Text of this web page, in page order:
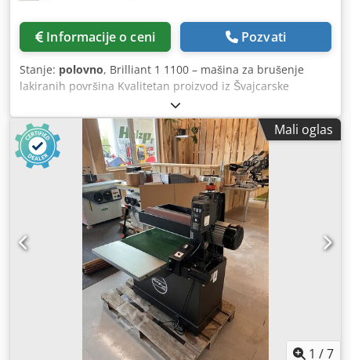
Informacije o ceni Pozvati
Stanje: polovno, Brilliant 1 1100 – mašina za brušenje
lakiranih površina Kvalitetan proizvod iz Švajcarske
KONSTANTNA MAŠINA / automatsko podešavanje glave
Mašina za fino brušenje širokih površina Kombinovana
glava sa kontaktnim valjkom i brusnom pločom, sa
elektronski upravljanim segmentnim brusnim uloškom,
DIJAGONALNO / celokupna brusna jedinica može se
nagnuti za 10° Visina kontaktnog valjka se podešava
kontinuirano, u skladu sa granulacijom Priključna snaga
oko 14 kW Radna širina 1100 mm Paket za brušenje laka:
oscilirajuće brušenje trakom kontinuirano podesiva brzina
brusne trake brzina uvlačenja 3 - 15 m/min, kontinuirano
podesiva stabilna vakumska ploča sa tepihom za brušenje
laka, ventilator integrisan u postolje mašine podešavanje
debljine preko cele radne širine ENORMATIC – brzo
podešavanje sa aktivacijom uvlačenja (za duge komade)
Upravljanje putem ekrana osetljivog na dodir za
automatizaciju i upravljanje svim radnim programima
Mali oglas
1 /7